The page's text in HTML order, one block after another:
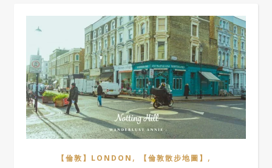
【倫敦】LONDON , 【倫敦散步地圖】 ,